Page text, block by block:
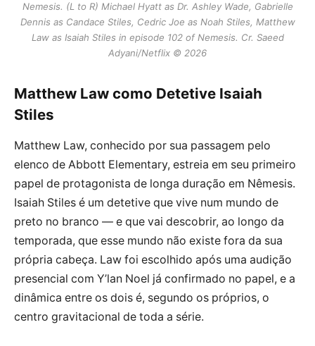
Nemesis. (L to R) Michael Hyatt as Dr. Ashley Wade, Gabrielle
Dennis as Candace Stiles, Cedric Joe as Noah Stiles, Matthew
Law as Isaiah Stiles in episode 102 of Nemesis. Cr. Saeed
Adyani/Netflix © 2026
Matthew Law como Detetive Isaiah
Stiles
Matthew Law, conhecido por sua passagem pelo
elenco de Abbott Elementary, estreia em seu primeiro
papel de protagonista de longa duração em Nêmesis.
Isaiah Stiles é um detetive que vive num mundo de
preto no branco — e que vai descobrir, ao longo da
temporada, que esse mundo não existe fora da sua
própria cabeça. Law foi escolhido após uma audição
presencial com Y’lan Noel já confirmado no papel, e a
dinâmica entre os dois é, segundo os próprios, o
centro gravitacional de toda a série.